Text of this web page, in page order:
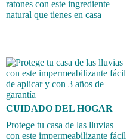
ratones con este ingrediente
natural que tienes en casa
CUIDADO DEL HOGAR
Protege tu casa de las lluvias
con este impermeabilizante fácil